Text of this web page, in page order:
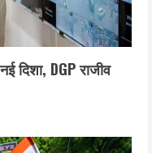
दिशा, DGP राजीव